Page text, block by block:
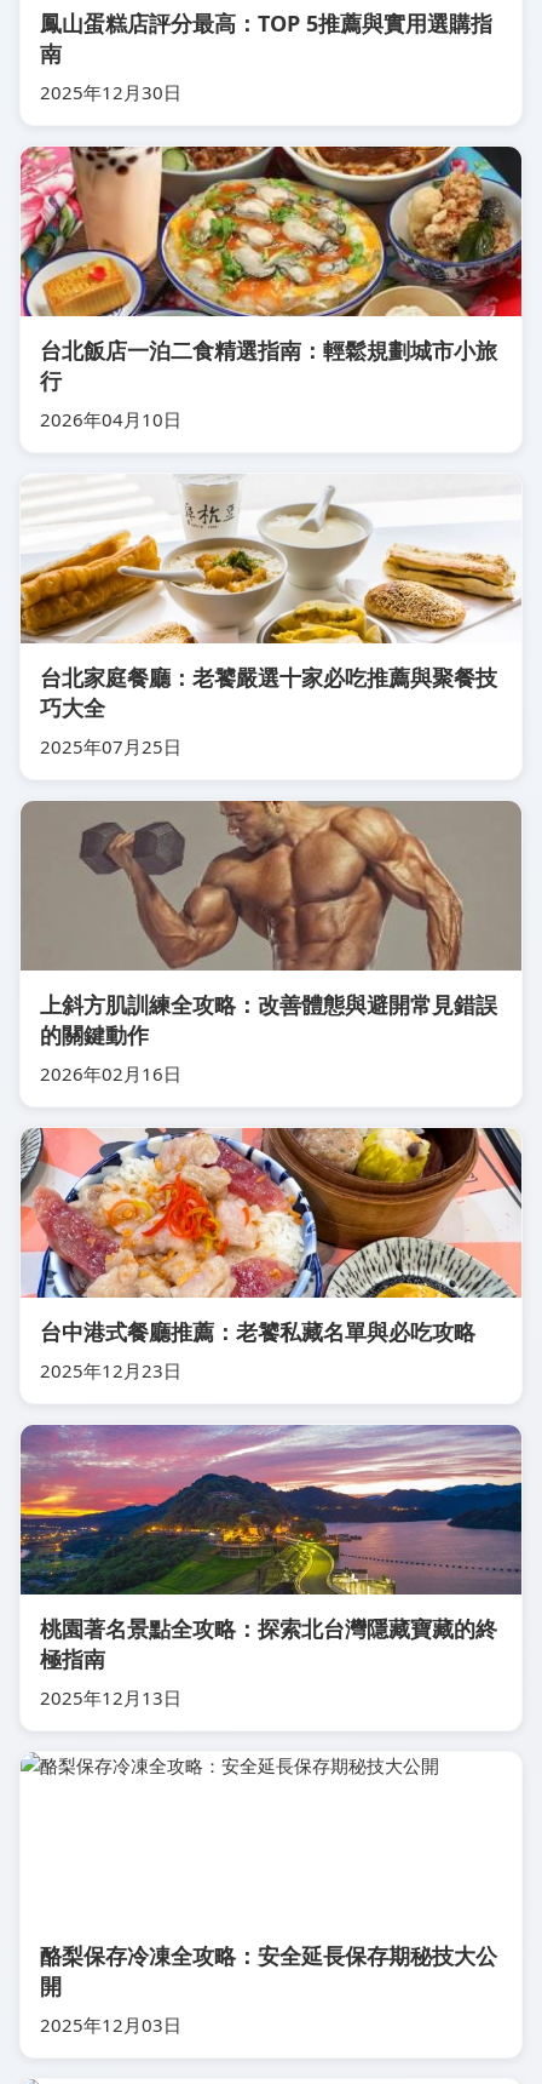
鳳山蛋糕店評分最高：TOP 5推薦與實用選購指
南
2025年12月30日
台北飯店一泊二食精選指南：輕鬆規劃城市小旅
行
2026年04月10日
台北家庭餐廳：老饕嚴選十家必吃推薦與聚餐技
巧大全
2025年07月25日
上斜方肌訓練全攻略：改善體態與避開常見錯誤
的關鍵動作
2026年02月16日
台中港式餐廳推薦：老饕私藏名單與必吃攻略
2025年12月23日
桃園著名景點全攻略：探索北台灣隱藏寶藏的終
極指南
2025年12月13日
酪梨保存冷凍全攻略：安全延長保存期秘技大公
開
2025年12月03日